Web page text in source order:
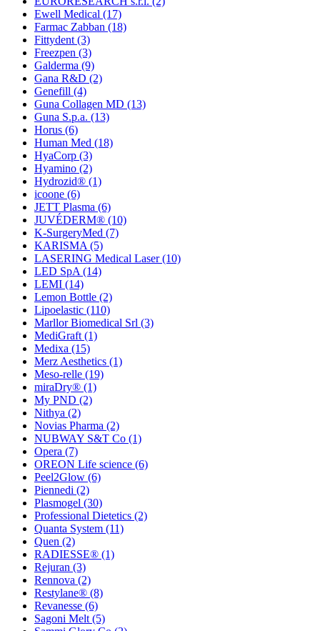
Ewell Medical (17)
Farmac Zabban (18)
Fittydent (3)
Freezpen (3)
Galderma (9)
Gana R&D (2)
Genefill (4)
Guna Collagen MD (13)
Guna S.p.a. (13)
Horus (6)
Human Med (18)
HyaCorp (3)
Hyamino (2)
Hydrozid® (1)
icoone (6)
JETT Plasma (6)
JUVÉDERM® (10)
K-SurgeryMed (7)
KARISMA (5)
LASERING Medical Laser(10)
LED SpA (14)
LEMI (14)
Lemon Bottle (2)
Lipoelastic (110)
Marllor Biomedical Srl (3)
MediGraft (1)
Medixa (15)
Merz Aesthetics (1)
Meso-relle (19)
miraDry® (1)
My PND (2)
Nithya (2)
Novias Pharma (2)
NUBWAY S&T Co (1)
Opera (7)
OREON Life science (6)
Peel2Glow (6)
Piennedi (2)
Plasmogel (30)
Professional Dietetics (2)
Quanta System (11)
Quen (2)
RADIESSE® (1)
Rejuran (3)
Rennova (2)
Restylane® (8)
Revanesse (6)
Sagoni Melt (5)